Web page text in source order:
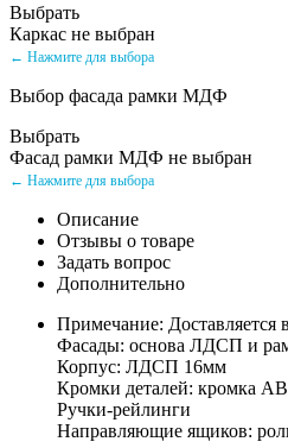
Выбрать
Каркас не выбран
← Нажмите для выбора
Выбор фасада рамки МДФ
Выбрать
Фасад рамки МДФ не выбран
← Нажмите для выбора
Описание
Отзывы о товаре
Задать вопрос
Дополнительно
Примечание: Доставляется
Фасады: основа ЛДСП и
Корпус: ЛДСП 16мм
Кромки деталей: кромка
Ручки-рейлинги
Направляющие ящиков: